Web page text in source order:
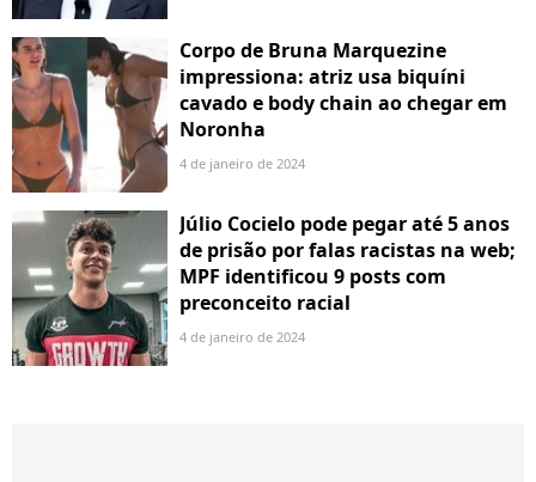
Corpo de Bruna Marquezine
impressiona: atriz usa biquíni
cavado e body chain ao chegar em
Noronha
4 de janeiro de 2024
Júlio Cocielo pode pegar até 5 anos
de prisão por falas racistas na web;
MPF identificou 9 posts com
preconceito racial
4 de janeiro de 2024